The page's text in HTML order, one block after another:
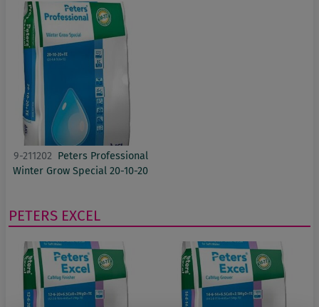
9-211202 Peters Professional
Winter Grow Special 20-10-20
PETERS EXCEL